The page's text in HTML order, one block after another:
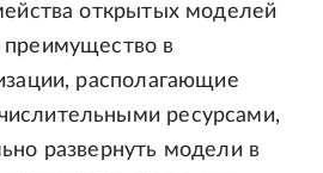
открытых моделей
в
располагающие
ресурсами,
развернуть модели в